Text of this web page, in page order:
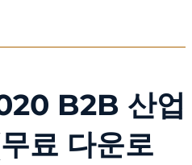
B2B 산업
료 다운로